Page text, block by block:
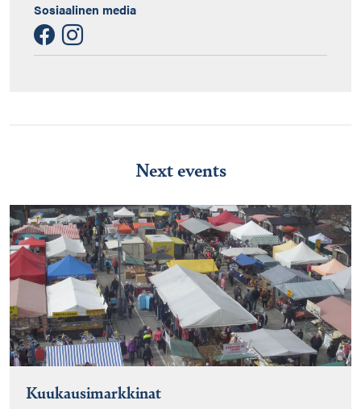
Sosiaalinen media
Next events
Kuukausimarkkinat